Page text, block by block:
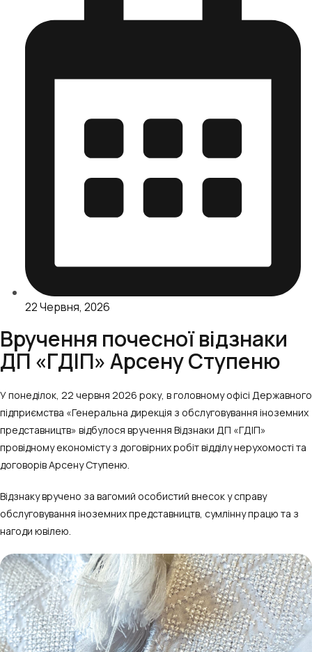
22 Червня, 2026
Вручення почесної відзнаки
ДП «ГДІП» Арсену Ступеню
У понеділок, 22 червня 2026 року, в головному офісі Державного
підприємства «Генеральна дирекція з обслуговування іноземних
представництв» відбулося вручення Відзнаки ДП «ГДІП»
провідному економісту з договірних робіт відділу нерухомості та
договорів Арсену Ступеню.
Відзнаку вручено за вагомий особистий внесок у справу
обслуговування іноземних представництв, сумлінну працю та з
нагоди ювілею.